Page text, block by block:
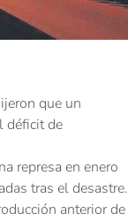
que un
déficit de
represa en enero
tras el desastre.
anterior de